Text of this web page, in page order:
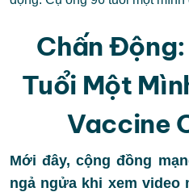
Chấn
Tuổi Một
Vaccine
Mới đây, cộng đồng
ngả ngửa khi xem video